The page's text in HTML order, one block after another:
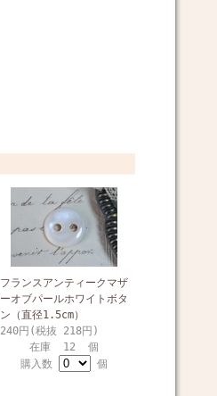
フランスアンティークマザ
ーオブパールホワイトボタ
ン（直径1.5cm）
240円(税抜 218円)
在庫 12 個
購入数
個